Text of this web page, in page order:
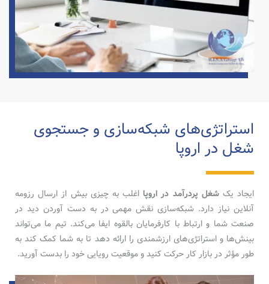
استراتژی‌های شبکه‌سازی و جستجوی
شغل در اروپا
ایجاد یکشغل پردرآمد در اروپا اغلب به چیزی بیش از ارسال رزومه
آنلاین نیاز دارد. شبکه‌سازی نقش مهمی در به دست آوردن دید در
صنعت شما و ارتباط با کارفرمایان بالقوه ایفا می‌کند. تیم ما می‌تواند
بینش‌ها و استراتژی‌های ارزشمندی را ارائه دهد تا به شما کمک کند به
طور مؤثر در بازار کار حرکت کنید و موقعیت رویایی خود را بدست آورید.